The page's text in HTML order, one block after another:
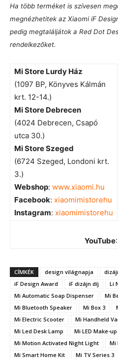
Ha több terméket is szívesen
megnézhetitek az Xiaomi iF
pedig megtaláljátok a Red Dot
rendelkezőket.
Mi Store Lurdy Ház
(1097 BP, Könyves Kálmán
krt. 12-14.)
Mi Store Debrecen
(4024 Debrecen, Csapó
utca 30.)
Mi Store Szeged
(6724 Szeged, Londoni krt.
3.)
Webshop: www.xiaomi.hu
Facebook: xiaomimistorehu
Instagram: xiaomimistorehu
YouTube:
CÍMKÉK design világnapja
iF Design Award
iF dizájn díj
Li
Mi Automatic Soap Dispenser
Mi
Mi Bluetooth Speaker
Mi Box 3
Mi Electric Scooter
Mi Handheld
Mi Led Desk Lamp
Mi LED Make-
Mi Motion Activated Night Light
Mi
Mi Smart Home Kit
Mi TV Series 3